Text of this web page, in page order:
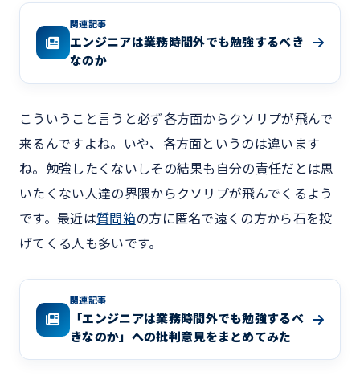
関連記事
エンジニアは業務時間外でも勉強するべき
なのか
こういうこと言うと必ず各方面からクソリプが飛んで
来るんですよね。いや、各方面というのは違います
ね。勉強したくないしその結果も自分の責任だとは思
いたくない人達の界隈からクソリプが飛んでくるよう
です。最近は質問箱の方に匿名で遠くの方から石を投
げてくる人も多いです。
関連記事
「エンジニアは業務時間外でも勉強するべ
きなのか」への批判意見をまとめてみた